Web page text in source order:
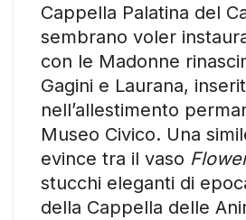
Cappella Palatina del
sembrano voler
con le Madonne
Gagini e Laurana,
nell’allestimento
Museo Civico. Una
evince tra il vaso
stucchi eleganti di
della Cappella delle